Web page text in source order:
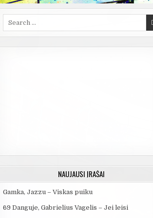
NAUJAUSI ĮRAŠAI
Gamka, Jazzu – Viskas puiku
69 Danguje, Gabrielius Vagelis – Jei leisi